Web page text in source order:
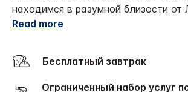
находимся в разумной близости от
Read more
Бесплатный завтрак
Ограниченный набор услуг по уборке